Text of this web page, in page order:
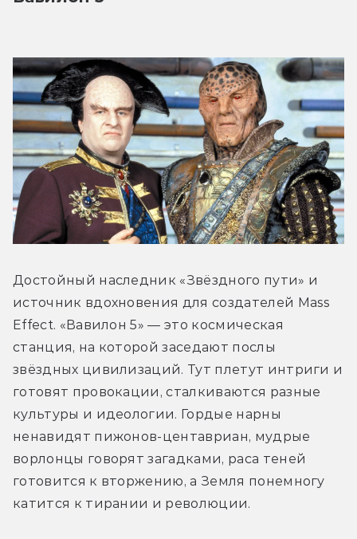
Достойный наследник «Звёздного пути» и
источник вдохновения для создателей Mass
Effect. «Вавилон 5» — это космическая
станция, на которой заседают послы
звёздных цивилизаций. Тут плетут интриги и
готовят провокации, сталкиваются разные
культуры и идеологии. Гордые нарны
ненавидят пижонов-центавриан, мудрые
ворлонцы говорят загадками, раса теней
готовится к вторжению, а Земля понемногу
катится к тирании и революции.